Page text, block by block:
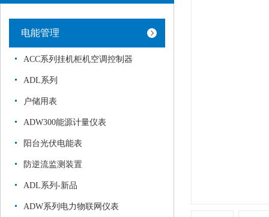
电能管理
ACC系列挂机柜机空调控制器
ADL系列
户储用表
ADW300能源计量仪表
阳台光伏电能表
防逆流监测装置
ADL系列-新品
ADW系列电力物联网仪表